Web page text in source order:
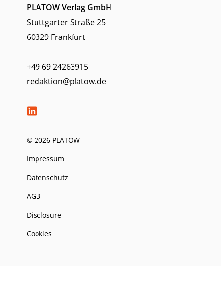
PLATOW Verlag GmbH
Stuttgarter Straße 25
60329 Frankfurt
+49 69 24263915
redaktion@platow.de
© 2026 PLATOW
Impressum
Datenschutz
AGB
Disclosure
Cookies